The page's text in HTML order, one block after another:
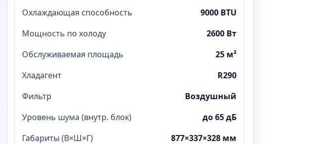
Охлаждающая способность
9000 BTU
Мощность по холоду
2600 Вт
Обслуживаемая площадь
25 м²
Хладагент
R290
Фильтр
Воздушный
Уровень шума (внутр. блок)
до 65 дБ
Габариты (В×Ш×Г)
877×337×328 мм